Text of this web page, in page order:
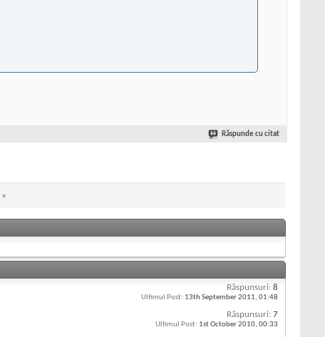
Răspunde cu citat
»
Răspunsuri: 8
Ultimul Post: 13th September 2011, 01:48
Răspunsuri: 7
Ultimul Post: 1st October 2010, 00:33